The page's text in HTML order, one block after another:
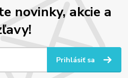
novinky, akcie a
Prihlásiť sa